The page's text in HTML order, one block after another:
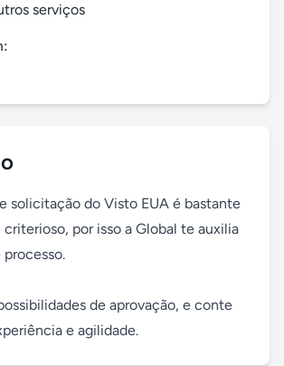
serviços
solicitação do Visto EUA é bastante
por isso a Global te auxilia
de aprovação, e conte
e agilidade.